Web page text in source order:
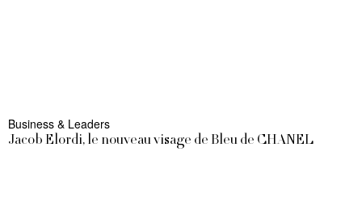
Business & Leaders
Jacob Elordi, le nouveau visage de Bleu de CHANEL